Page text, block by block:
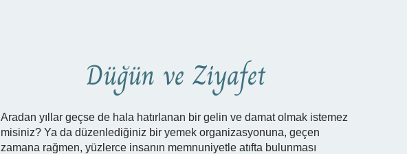
Düğün ve Ziyafet
Aradan yıllar geçse de hala hatırlanan bir gelin ve damat olmak istemez
misiniz? Ya da düzenlediğiniz bir yemek organizasyonuna, geçen
zamana rağmen, yüzlerce insanın memnuniyetle atıfta bulunması